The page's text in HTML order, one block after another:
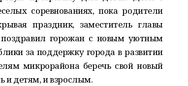
соревнованиях, пока родители
праздник, заместитель главы
горожан с новым уютным
за поддержку города в развитии
микрорайона беречь свой новый
и детям, и взрослым.